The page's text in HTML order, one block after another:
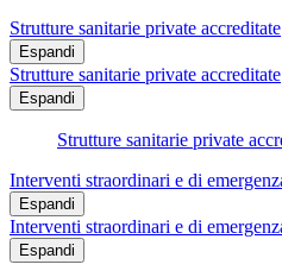
Strutture sanitarie private accreditate
Espandi
Strutture sanitarie private accreditate
Espandi
Strutture sanitarie private
Interventi straordinari e di
Espandi
Interventi straordinari e di
Espandi